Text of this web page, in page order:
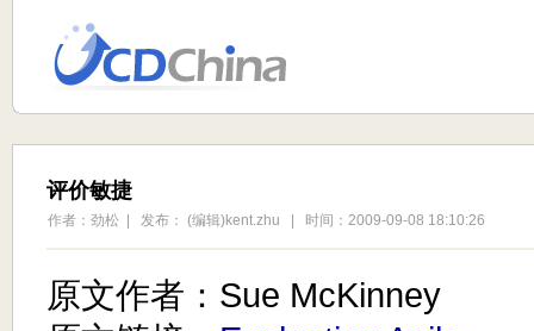
评价敏捷
作者：劲松 | 发布： (编辑)kent.zhu | 时间：2009-09-08 18:10:26
原文作者：Sue McKinney